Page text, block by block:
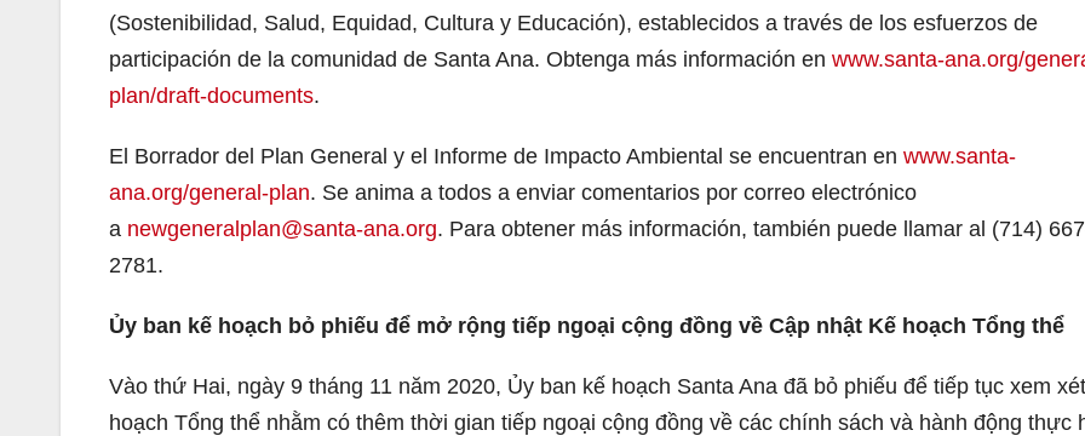
(Sostenibilidad, Salud, Equidad, Cultura y Educación), establecidos a través de los esfuerzos de
participación de la comunidad de Santa Ana. Obtenga más información en www.santa-ana.org/
plan/draft-documents.
El Borrador del Plan General y el Informe de Impacto Ambiental se encuentran en www.santa-
ana.org/general-plan. Se anima a todos a enviar comentarios por correo electrónico
a newgeneralplan@santa-ana.org. Para obtener más información, también puede llamar al (714)
2781.
Ủy ban kế hoạch bỏ phiếu để mở rộng tiếp ngoại cộng đồng về Cập nhật Kế hoạch Tổng thể
Vào thứ Hai, ngày 9 tháng 11 năm 2020, Ủy ban kế hoạch Santa Ana đã bỏ phiếu để tiếp tục xem
hoạch Tổng thể nhằm có thêm thời gian tiếp ngoại cộng đồng về các chính sách và hành động thực